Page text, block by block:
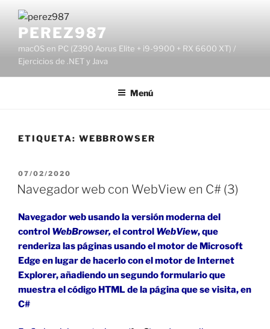
contenido
PEREZ987
macOS en PC (Z390 Aorus Elite + i9-9900 + RX 6600 XT) /
Ejercicios de .NET y Java
Menú
ETIQUETA: WEBBROWSER
PUBLICADO
EL
07/02/2020
Navegador web con WebView en C# (3)
Navegador web usando la versión moderna del
control WebBrowser,el control WebView, que
renderiza las páginas usando el motor de Microsoft
Edge en lugar de hacerlo con el motor de Internet
Explorer, añadiendo un segundo formulario que
muestra el código HTML de la página que se visita, en
C#